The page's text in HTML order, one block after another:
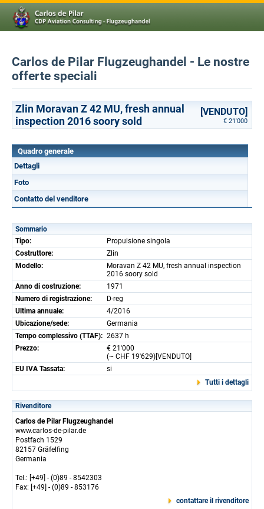
Carlos de Pilar Flugzeughandel - Le nostre
offerte speciali
Zlin Moravan Z 42 MU, fresh annual
inspection 2016 soory sold
[VENDUTO]
€ 21'000
Quadro generale
Dettagli
Foto
Contatto del venditore
Sommario
Tipo:
Propulsione singola
Costruttore:
Zlin
Modello:
Moravan Z 42 MU, fresh annual inspection
2016 soory sold
Anno di costruzione:
1971
Numero di registrazione:
D-reg
Ultima annuale:
4/2016
Ubicazione/sede:
Germania
Tempo complessivo (TTAF): 2637 h
Prezzo:
€ 21'000
(~ CHF 19'629)[VENDUTO]
EU IVA Tassata:
si
Tutti i dettagli
Rivenditore
Carlos de Pilar Flugzeughandel
www.carlos-de-pilar.de
Postfach 1529
82157 Gräfelfing
Germania
Tel.: [+49] - (0)89 - 8542303
Fax: [+49] - (0)89 - 853176
contattare il rivenditore